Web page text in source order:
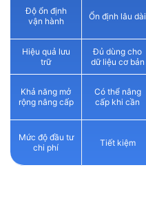
Độ ổn định
vận hành
Ổn định lâu dài
Hiệu quả lưu
trữ
Đủ dùng cho
dữ liệu cơ bản
Khả năng mở
rộng nâng cấp
Có thể nâng
cấp khi cần
Mức độ đầu tư
chi phí
Tiết kiệm